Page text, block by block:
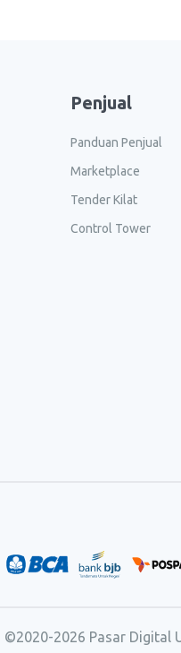
Penjual
Panduan Penjual
Marketplace
Tender Kilat
Control Tower
©2020-2026 Pasar Digital